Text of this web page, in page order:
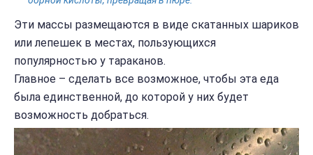
Эти массы размещаются в виде скатанных шариков
или лепешек в местах, пользующихся
популярностью у тараканов.
Главное – сделать все возможное, чтобы эта еда
была единственной, до которой у них будет
возможность добраться.